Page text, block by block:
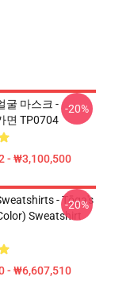
굴 마스크 -
면 TP0704
- ₩3,100,500
-20%
- Tōga's
Sweatshirt
- ₩6,607,510
-20%